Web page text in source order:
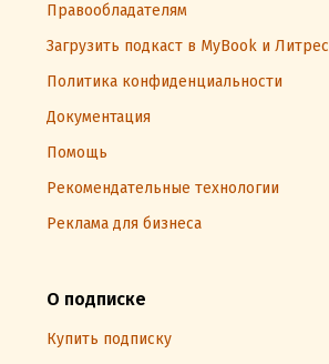
Правообладателям
Загрузить подкаст в MyBook и Литрес
Политика конфиденциальности
Документация
Помощь
Рекомендательные технологии
Реклама для бизнеса
О подписке
Купить подписку